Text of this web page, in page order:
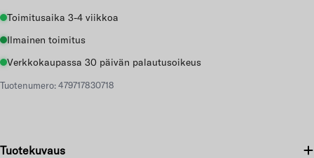
Toimitusaika 3-4 viikkoa
Ilmainen toimitus
Verkkokaupassa 30 päivän palautusoikeus
Tuotenumero: 479717830718
Tuotekuvaus